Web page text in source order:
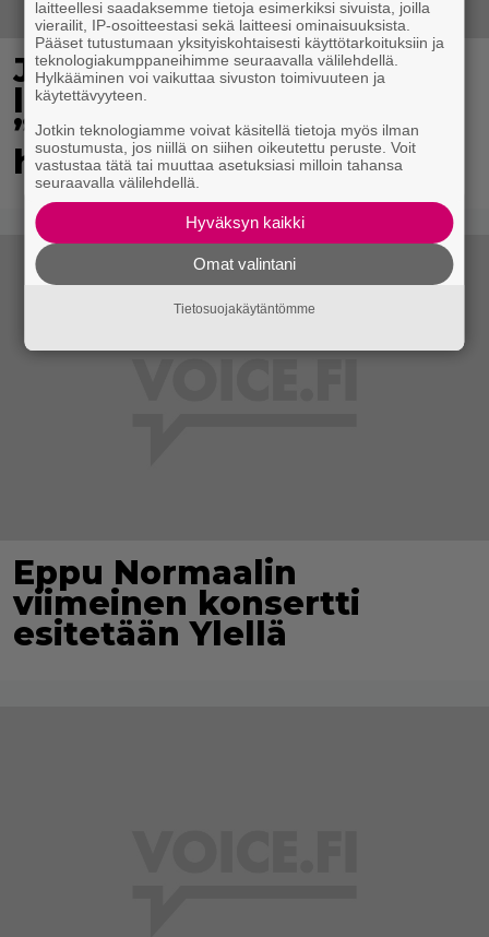
Jani Sievinen kokosi
lapsikatraansa yhteen –
”Minun suurin perintöni
heille”
Eppu Normaalin
viimeinen konsertti
esitetään Ylellä
laitteellesi saadaksemme tietoja esimerkiksi sivuista, joilla
vierailit, IP-osoitteestasi sekä laitteesi ominaisuuksista.
Pääset tutustumaan yksityiskohtaisesti käyttötarkoituksiin ja
teknologiakumppaneihimme seuraavalla välilehdellä.
Hylkääminen voi vaikuttaa sivuston toimivuuteen ja
käytettävyyteen.
Jotkin teknologiamme voivat käsitellä tietoja myös ilman
suostumusta, jos niillä on siihen oikeutettu peruste. Voit
vastustaa tätä tai muuttaa asetuksiasi milloin tahansa
seuraavalla välilehdellä.
Hyväksyn kaikki
Omat valintani
Tietosuojakäytäntömme